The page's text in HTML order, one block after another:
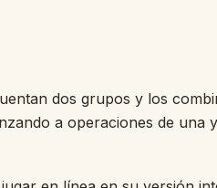
dos grupos y los
a operaciones de una